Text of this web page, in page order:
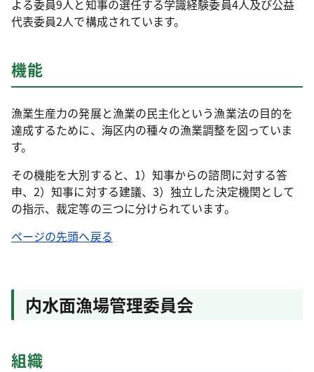
よる委員9人と知事の選任する学識経験委員4人及び公益
代表委員2人で構成されています。
機能
漁業生産力の発展と漁業の民主化という漁業法の目的を
達成するために、海区内の種々の漁業調整を図っていま
す。
その機能を大別すると、1）知事からの諮問に対する答
申、2）知事に対する建議、3）独立した決定機関として
の指示、裁定等の三つに分けられています。
ページの先頭へ戻る
内水面漁場管理委員会
組織